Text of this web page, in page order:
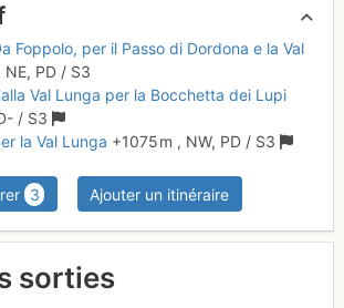
Foppolo, per il Passo di Dordona e la Val
NE, PD / S3
Val Lunga per la Bocchetta dei Lupi
/ S3
la Val Lunga +1075 m , NW, PD / S3
3 Ajouter un itinéraire
sorties